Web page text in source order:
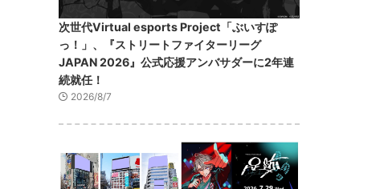
次世代Virtual esports Project「ぶいすぽ
っ！」、『ストリートファイターリーグ
JAPAN 2026』公式応援アンバサダーに2年連
続就任！
2026/8/7